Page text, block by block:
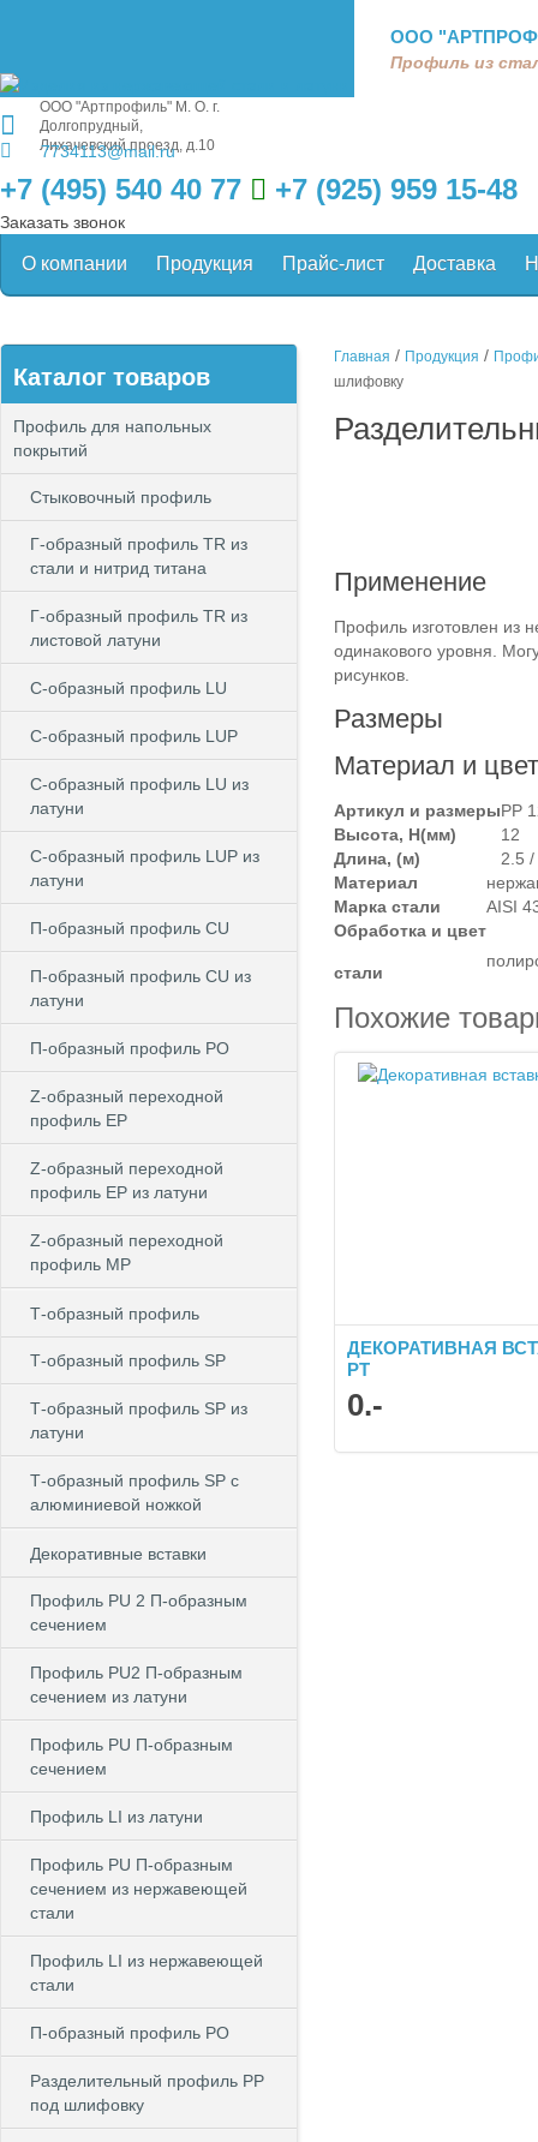
ООО
Профиль из
ООО "Артпрофиль" М. О. г.
Долгопрудный,
Лихачевский проезд, д.10
7734113@mail.ru
+7 (495) 540 40 77 +7 (925) 959 15-48
Заказать звонок
О компании Продукция Прайс-лист Доставка
Каталог товаров
Профиль для напольных
покрытий
Стыковочный профиль
Г-образный профиль TR из
стали и нитрид титана
Г-образный профиль TR из
листовой латуни
C-образный профиль LU
C-образный профиль LUP
C-образный профиль LU из
латуни
C-образный профиль LUP из
латуни
П-образный профиль CU
П-образный профиль CU из
латуни
П-образный профиль PO
Z-образный переходной
профиль EP
Z-образный переходной
профиль EP из латуни
Z-образный переходной
профиль MP
Т-образный профиль
Т-образный профиль SP
Т-образный профиль SP из
латуни
Т-образный профиль SP c
алюминиевой ножкой
Декоративные вставки
Профиль PU 2 П-образным
сечением
Профиль PU2 П-образным
сечением из латуни
Профиль PU П-образным
сечением
Профиль LI из латуни
Профиль PU П-образным
сечением из нержавеющей
стали
Профиль LI из нержавеющей
стали
П-образный профиль PO
Разделительный профиль PP
под шлифовку
Главная / Продукция /
шлифовку
Применение
Профиль изготовлен из
одинакового уровня.
рисунков.
Размеры
Материал и цвет
Артикул и размерыPP
Высота, Н(мм)
12
Длина, (м)
2.5 /
Материал
Марка стали
AISI
Обработка и цвет
стали
Похожие
ДЕКОРАТИВНАЯ
PT
0.-